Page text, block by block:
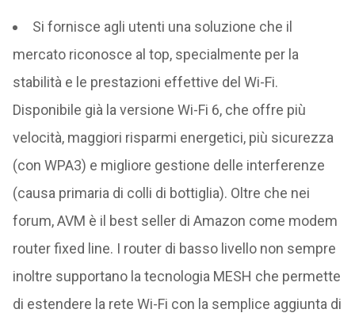
Si fornisce agli utenti una soluzione che il
mercato riconosce al top, specialmente per la
stabilità e le prestazioni effettive del Wi-Fi.
Disponibile già la versione Wi-Fi 6, che offre più
velocità, maggiori risparmi energetici, più sicurezza
(con WPA3) e migliore gestione delle interferenze
(causa primaria di colli di bottiglia). Oltre che nei
forum, AVM è il best seller di Amazon come modem
router fixed line. I router di basso livello non sempre
inoltre supportano la tecnologia MESH che permette
di estendere la rete Wi-Fi con la semplice aggiunta di